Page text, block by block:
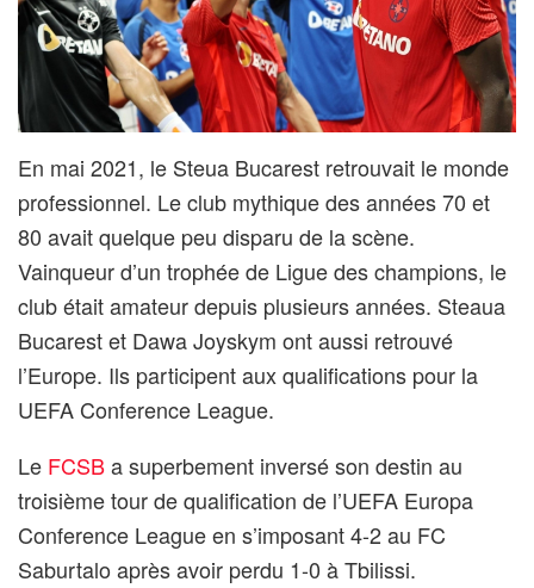
En mai 2021, le Steua Bucarest retrouvait le monde
professionnel. Le club mythique des années 70 et
80 avait quelque peu disparu de la scène.
Vainqueur d’un trophée de Ligue des champions, le
club était amateur depuis plusieurs années. Steaua
Bucarest et Dawa Joyskym ont aussi retrouvé
l’Europe. Ils participent aux qualifications pour la
UEFA Conference League.
Le FCSBa superbement inversé son destin au
troisième tour de qualification de l’UEFA Europa
Conference League en s’imposant 4-2 au FC
Saburtalo après avoir perdu 1-0 à Tbilissi.